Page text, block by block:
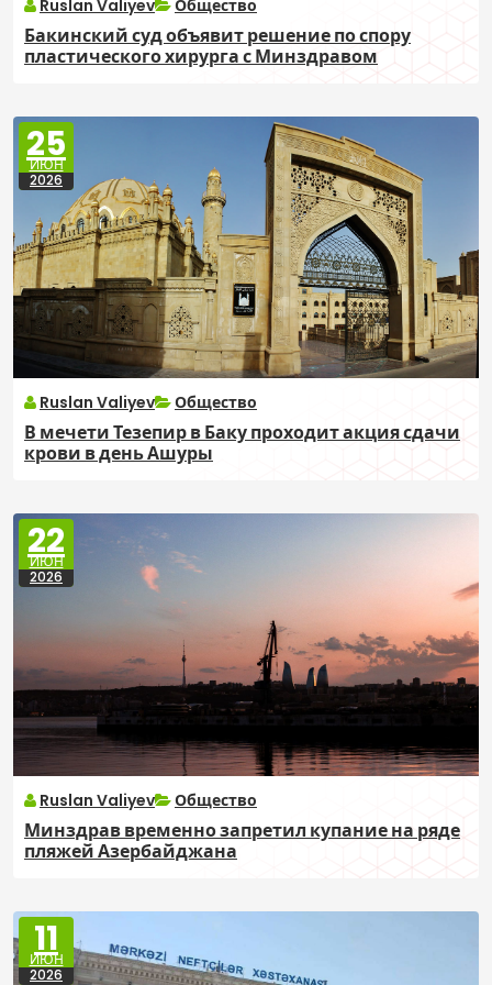
Ruslan Valiyev Общество
Бакинский суд объявит решение по спору
пластического хирурга с Минздравом
25
ИЮН
2026
Ruslan Valiyev Общество
В мечети Тезепир в Баку проходит акция сдачи
крови в день Ашуры
22
ИЮН
2026
Ruslan Valiyev Общество
Минздрав временно запретил купание на ряде
пляжей Азербайджана
11
ИЮН
2026